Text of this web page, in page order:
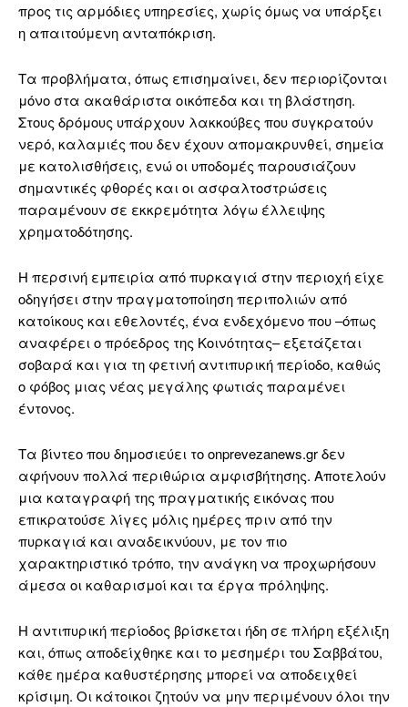
προς τις αρμόδιες υπηρεσίες, χωρίς όμως να υπάρξει
η απαιτούμενη ανταπόκριση.
Τα προβλήματα, όπως επισημαίνει, δεν περιορίζονται
μόνο στα ακαθάριστα οικόπεδα και τη βλάστηση.
Στους δρόμους υπάρχουν λακκούβες που συγκρατούν
νερό, καλαμιές που δεν έχουν απομακρυνθεί, σημεία
με κατολισθήσεις, ενώ οι υποδομές παρουσιάζουν
σημαντικές φθορές και οι ασφαλτοστρώσεις
παραμένουν σε εκκρεμότητα λόγω έλλειψης
χρηματοδότησης.
Η περσινή εμπειρία από πυρκαγιά στην περιοχή είχε
οδηγήσει στην πραγματοποίηση περιπολιών από
κατοίκους και εθελοντές, ένα ενδεχόμενο που –όπως
αναφέρει ο πρόεδρος της Κοινότητας– εξετάζεται
σοβαρά και για τη φετινή αντιπυρική περίοδο, καθώς
ο φόβος μιας νέας μεγάλης φωτιάς παραμένει
έντονος.
Τα βίντεο που δημοσιεύει το onprevezanews.gr δεν
αφήνουν πολλά περιθώρια αμφισβήτησης. Αποτελούν
μια καταγραφή της πραγματικής εικόνας που
επικρατούσε λίγες μόλις ημέρες πριν από την
πυρκαγιά και αναδεικνύουν, με τον πιο
χαρακτηριστικό τρόπο, την ανάγκη να προχωρήσουν
άμεσα οι καθαρισμοί και τα έργα πρόληψης.
Η αντιπυρική περίοδος βρίσκεται ήδη σε πλήρη εξέλιξη
και, όπως αποδείχθηκε και το μεσημέρι του Σαββάτου,
κάθε ημέρα καθυστέρησης μπορεί να αποδειχθεί
κρίσιμη. Οι κάτοικοι ζητούν να μην περιμένουν όλοι την